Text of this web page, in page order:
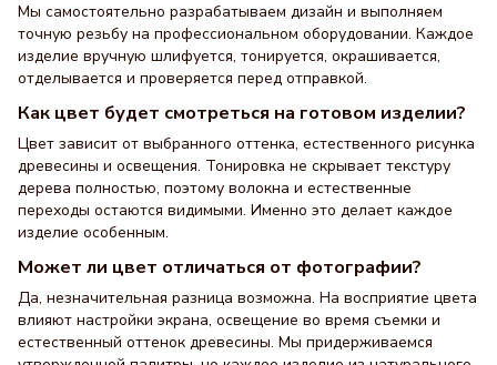
Мы самостоятельно разрабатываем дизайн и выполняем
точную резьбу на профессиональном оборудовании. Каждое
изделие вручную шлифуется, тонируется, окрашивается,
отделывается и проверяется перед отправкой.
Как цвет будет смотреться на готовом изделии?
Цвет зависит от выбранного оттенка, естественного рисунка
древесины и освещения. Тонировка не скрывает текстуру
дерева полностью, поэтому волокна и естественные
переходы остаются видимыми. Именно это делает каждое
изделие особенным.
Может ли цвет отличаться от фотографии?
Да, незначительная разница возможна. На восприятие цвета
влияют настройки экрана, освещение во время съемки и
естественный оттенок древесины. Мы придерживаемся